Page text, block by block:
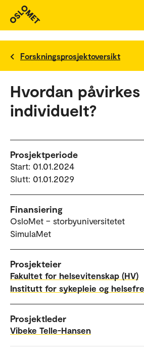
Forskningsprosjektoversikt
Hvordan
individuelt?
Prosjektperiode
Start: 01.01.2024
Slutt: 01.01.2029
Finansiering
OsloMet – storbyuniversitetet
SimulaMet
Prosjekteier
Fakultet for helsevitenskap (HV)
Institutt for sykepleie og
Prosjektleder
Vibeke Telle-Hansen